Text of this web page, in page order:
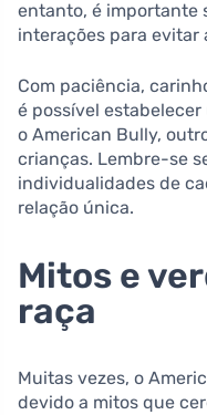
entanto, é importante
interações para
Com paciência,
é possível
o American Bully,
crianças. Lembre-se
individualidades de
relação única.
Mitos e
raça
Muitas vezes, o
devido a mitos que